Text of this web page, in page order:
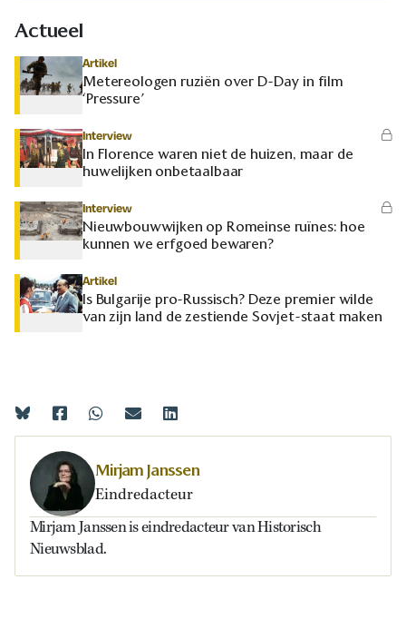
Actueel
Artikel
Metereologen ruziën over D-Day in film
‘Pressure’
Interview
In Florence waren niet de huizen, maar de
huwelijken onbetaalbaar
Interview
Nieuwbouwwijken op Romeinse ruïnes: hoe
kunnen we erfgoed bewaren?
Artikel
Is Bulgarije pro-Russisch? Deze premier wilde
van zijn land de zestiende Sovjet-staat maken
Mirjam Janssen
Eindredacteur
Mirjam Janssen is eindredacteur van Historisch
Nieuwsblad.